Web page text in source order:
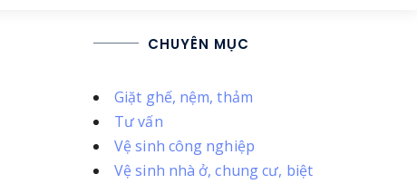
CHUYÊN MỤC
Giặt ghế, nệm, thảm
Tư vấn
Vệ sinh công nghiệp
Vệ sinh nhà ở, chung cư, biệt